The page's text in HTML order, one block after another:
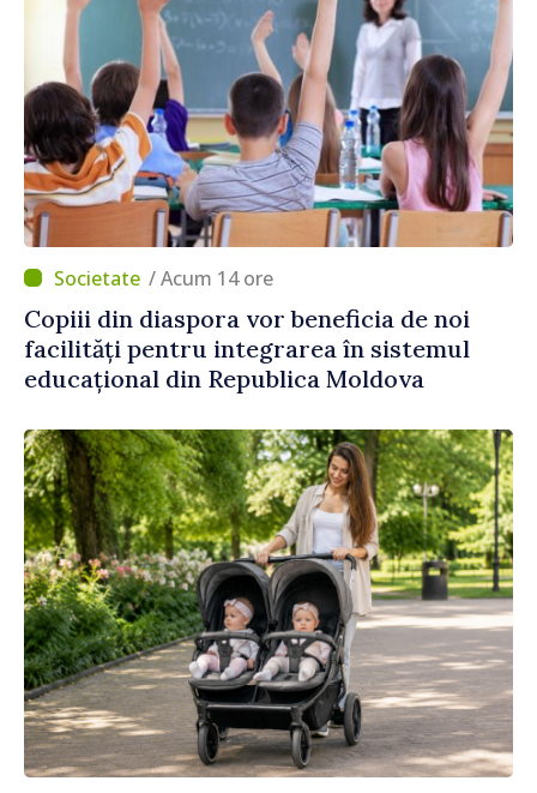
/ Acum 14 ore
Copiii din diaspora vor beneficia de noi
facilități pentru integrarea în sistemul
educațional din Republica Moldova